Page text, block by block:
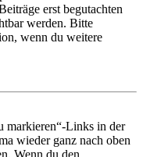
erst begutachten
werden. Bitte
wenn du weitere
markieren“-Links in der
wieder ganz nach oben
Wenn du den